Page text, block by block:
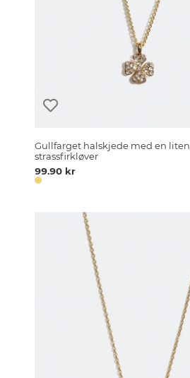
Gullfarget halskjede med en liten
strassfirkløver
99.90 kr